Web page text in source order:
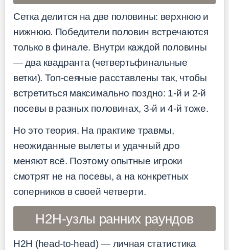
Сетка делится на две половины: верхнюю и
нижнюю. Победители половин встречаются
только в финале. Внутри каждой половины
— два квадранта (четвертьфинальные
ветки). Топ-сеяные расставлены так, чтобы
встретиться максимально поздно: 1-й и 2-й
посевы в разных половинах, 3-й и 4-й тоже.
Но это теория. На практике травмы,
неожиданные вылеты и удачный дро
меняют всё. Поэтому опытные игроки
смотрят не на посевы, а на конкретных
соперников в своей четверти.
H2H-узлы ранних раундов
H2H (head-to-head) — личная статистика